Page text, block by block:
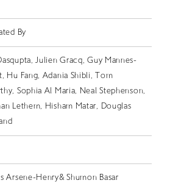
By
Julien Gracq, Guy Mannes-
Hu Fang, Adania Shibli, Tom
Sophia Al Maria, Neal Stephenson,
Lethem, Hisham Matar, Douglas
Arsene-Henry& Shumon Basar